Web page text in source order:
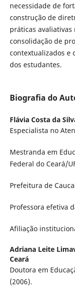
necessidade de
construção de
práticas avaliativas
consolidação de
contextualizados e
dos estudantes.
Biografia do
Flávia Costa da
Especialista no
Mestranda em
Federal do Ceará/
Prefeitura de
Professora efetiva
Afiliação
Adriana Leite
Ceará
Doutora em
(2006).